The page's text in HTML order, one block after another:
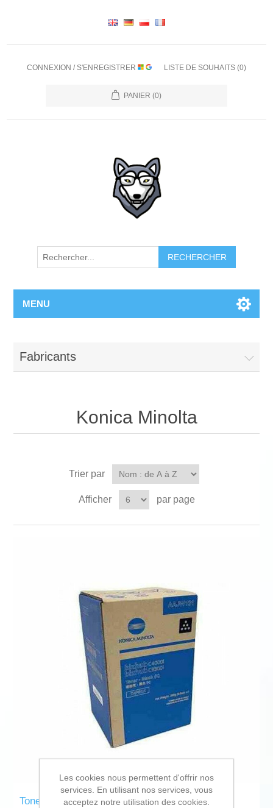
CONNEXION / S'ENREGISTRER LISTE DE SOUHAITS (0)
PANIER (0)
RECHERCHER
MENU
Fabricants
Konica Minolta
Trier par
Afficher par page
Toner Konica Minolta AAJW151 Black
Les cookies nous permettent d'offrir nos
services. En utilisant nos services, vous
acceptez notre utilisation des cookies.